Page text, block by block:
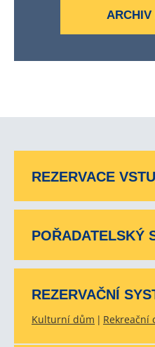
ARCHIV
REZERVACE
POŘADATELSKÝ
REZERVAČNÍ
Kulturní dům Rekreační